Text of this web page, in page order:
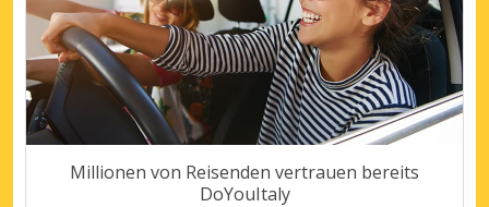
Millionen von Reisenden vertrauen bereits
DoYouItaly